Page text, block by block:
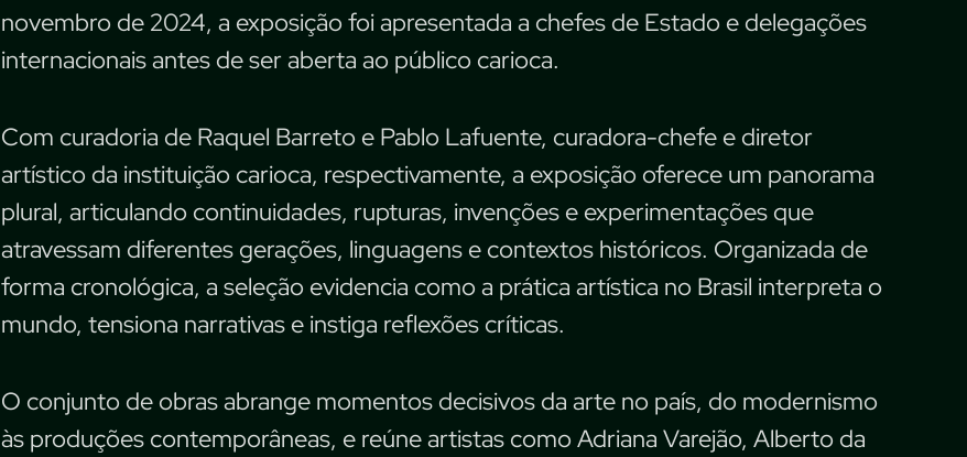
novembro de 2024, a exposição foi apresentada a chefes de Estado e delegações
internacionais antes de ser aberta ao público carioca.
Com curadoria de Raquel Barreto e Pablo Lafuente, curadora-chefe e diretor
artístico da instituição carioca, respectivamente, a exposição oferece um panorama
plural, articulando continuidades, rupturas, invenções e experimentações que
atravessam diferentes gerações, linguagens e contextos históricos. Organizada de
forma cronológica, a seleção evidencia como a prática artística no Brasil interpreta o
mundo, tensiona narrativas e instiga reflexões críticas.
O conjunto de obras abrange momentos decisivos da arte no país, do modernismo
às produções contemporâneas, e reúne artistas como Adriana Varejão, Alberto da